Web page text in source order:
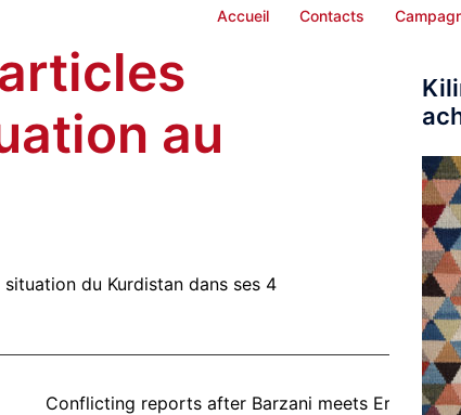
Accueil Contacts
au
du Kurdistan dans ses 4
Conflicting reports after Barzani meets Erdogan,